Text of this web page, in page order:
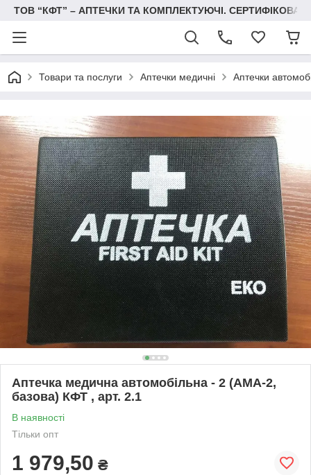
ТОВ “КФТ” – АПТЕЧКИ ТА КОМПЛЕКТУЮЧІ.
Товари та послуги Аптечки медичні Аптечки
Аптечка медична автомобільна - 2 (АМА-2,
базова) КФТ , арт. 2.1
В наявності
Тільки опт
1 979,50 ₴